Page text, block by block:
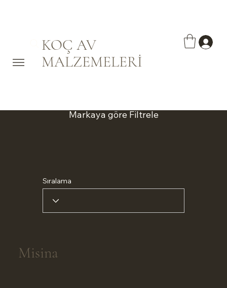
KOÇ AV
MALZEMELERİ
Markaya göre Filtrele
Sıralama
Misina